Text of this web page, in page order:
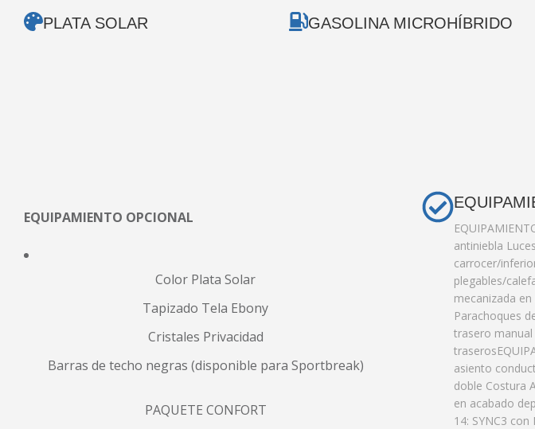
PLATA SOLAR GASOLINA MICROHÍBRIDO
EQUIPAMIENTO OPCIONAL
Color Plata Solar
Tapizado Tela Ebony
Cristales Privacidad
Barras de techo negras (disponible para Sportbreak)
PAQUETE CONFORT
antiniebla
carrocer/
plegables/
mecanizada
Parachoques
trasero
asiento
doble Costura
en acabado
14: SYNC3